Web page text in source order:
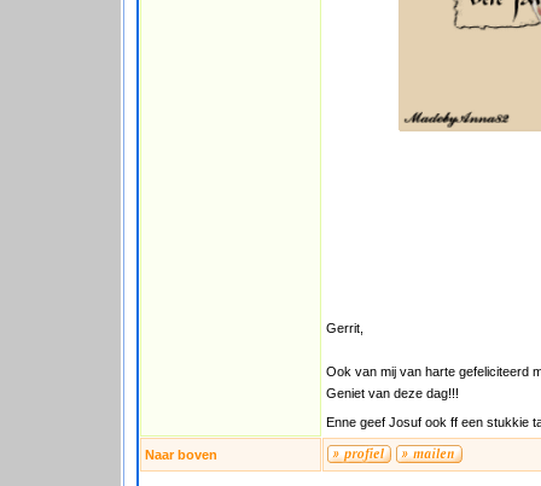
Gerrit,
Ook van mij van harte gefeliciteerd
Geniet van deze dag!!!
Enne geef Josuf ook ff een stukkie
Naar boven